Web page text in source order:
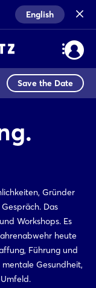
English
Save the Date
Gründer
Das
Workshops. Es
heute
Führung und
Gesundheit,